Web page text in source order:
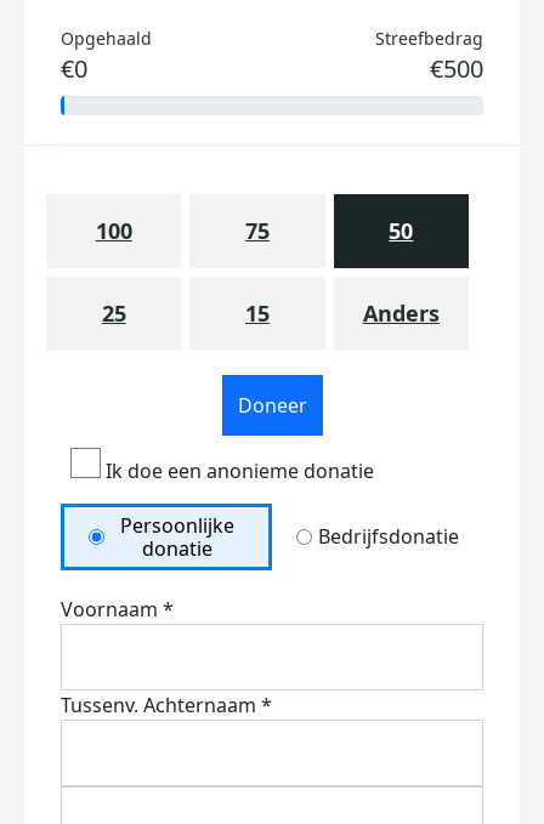
Opgehaald
€0
Streefbedrag
€500
100 75 50
25 15 Anders
Doneer
Ik doe een anonieme donatie
Persoonlijke
donatie
Bedrijfsdonatie
Voornaam *
Tussenv. Achternaam *